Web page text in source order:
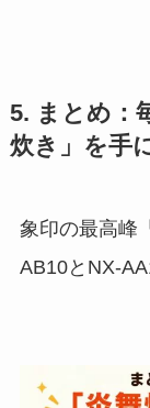
5. まとめ：
炊き」を手
象印の最高峰
AB10とNX-